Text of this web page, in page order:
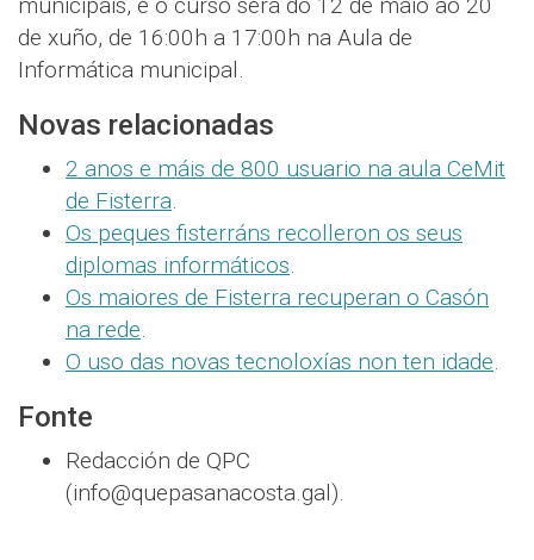
de xuño, de 16:00h a 17:00h na Aula de
Informática municipal.
Novas relacionadas
2 anos e máis de 800 usuario na aula CeMit
de Fisterra
Os peques fisterráns recolleron os seus
diplomas informáticos
Os maiores de Fisterra recuperan o Casón
na rede
O uso das novas tecnoloxías non ten idade
Fonte
Redacción de QPC
(info@quepasanacosta.gal).